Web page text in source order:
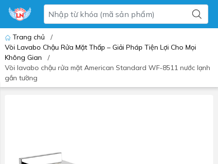
Trang chủ
/
Vòi Lavabo Chậu Rửa Mặt Thấp – Giải Pháp Tiện Lợi Cho Mọi
Không Gian
/
Vòi lavabo chậu rửa mặt American Standard WF-8511 nước lạnh
gắn tường